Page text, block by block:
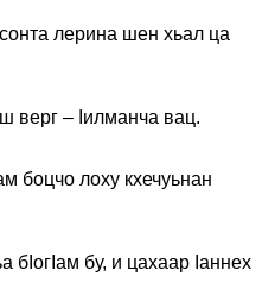
лерина шен хьал ца
верг – Іилманча вац.
боцчо лоху кхечуьнан
бу, и цахаар Іаннех